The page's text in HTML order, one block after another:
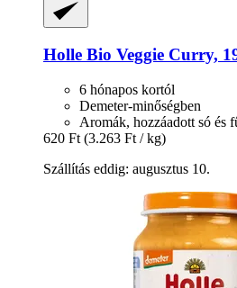
Holle Bio Veggie Curry,
6 hónapos kortól
Demeter-minőségben
Aromák, hozzáadott só és
620 Ft (3.263 Ft / kg)
Szállítás eddig: augusztus 10.